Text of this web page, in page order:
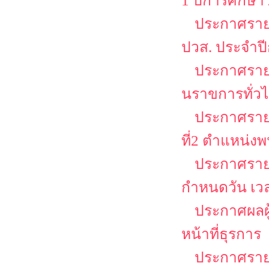
ประกาศร
ปวส. ประจำ
ประกาศรา
นราขการทั่ว
ประกาศรา
ที่2 ตำแหน่ง
ประกาศรา
กำหนดวัน เว
ประกาศผล
หน้าที่ธุรการ
ประกาศรา